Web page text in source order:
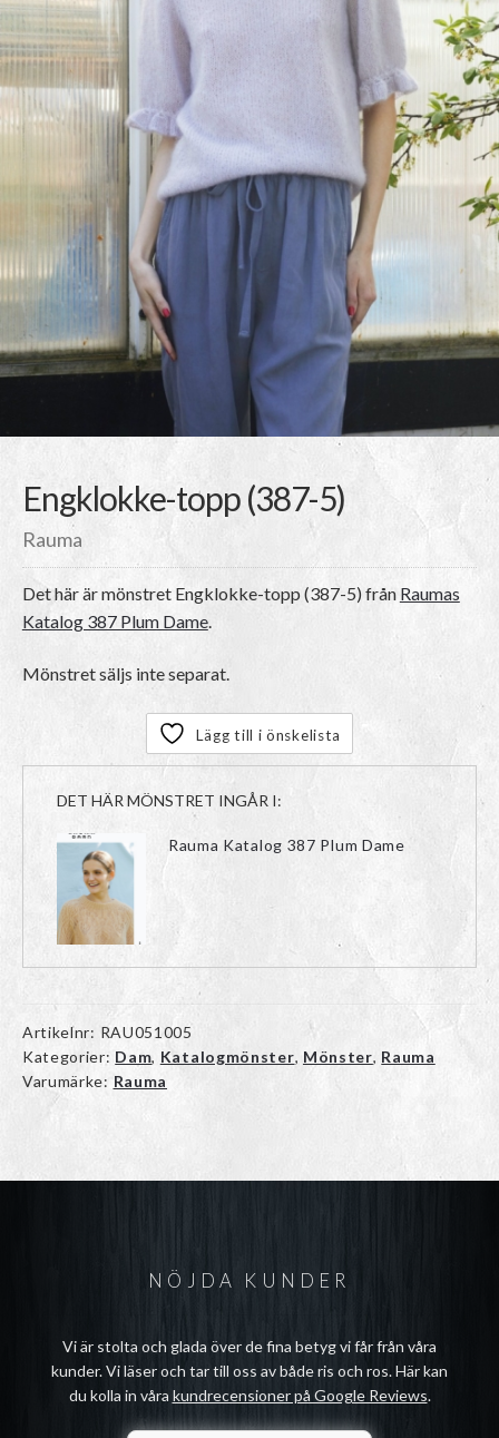
Engklokke-topp (387-5)
Rauma
Det här är mönstret Engklokke-topp (387-5)från Raumas
Katalog 387 Plum Dame.
Mönstret säljs inte separat.
Lägg till i önskelista
DET HÄR MÖNSTRET INGÅR I:
Rauma Katalog 387 Plum Dame
Artikelnr: RAU051005
Kategorier: Dam, Katalogmönster, Mönster, Rauma
Varumärke: Rauma
NÖJDA KUNDER
Vi är stolta och glada över de fina betyg vi får från våra
kunder. Vi läser och tar till oss av både ris och ros. Här kan
du kolla in våra kundrecensioner på Google Reviews.